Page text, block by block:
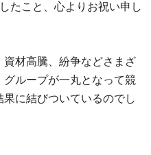
たこと、心よりお祝い申し
材高騰、紛争などさまざ
グループが一丸となって競
に結びついているのでし